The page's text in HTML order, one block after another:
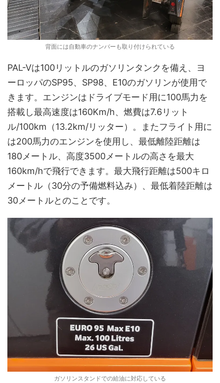
背面には自動車のナンバーも取り付けられている
PAL-Vは100リットルのガソリンタンクを備え、ヨ
ーロッパのSP95、SP98、E10のガソリンが使用で
きます。エンジンはドライブモード用に100馬力を
搭載し最高速度は160Km/h、燃費は7.6リット
ル/100km（13.2km/リッター）。またフライト用に
は200馬力のエンジンを使用し、最低離陸距離は
180メートル、高度3500メートルの高さを最大
160km/hで飛行できます。最大飛行距離は500キロ
メートル（30分の予備燃料込み）、最低着陸距離は
30メートルとのことです。
ガソリンスタンドでの給油に対応している